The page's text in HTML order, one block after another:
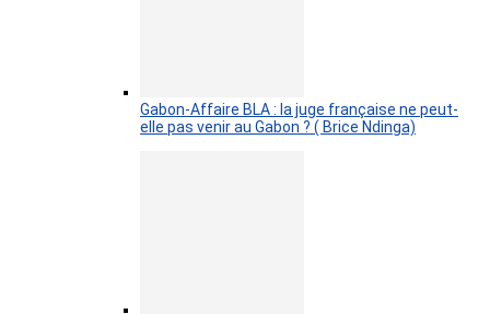
Gabon-Affaire BLA : la juge française ne peut-
elle pas venir au Gabon ? ( Brice Ndinga)